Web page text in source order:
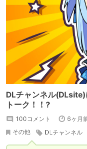
DLチャンネル
トーク！！?
100コメント
6ヶ月
その他
DLチャンネル